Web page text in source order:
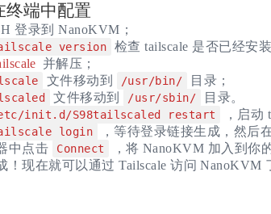
终端中配置
登录到 NanoKVM；
version
检查 tailscale 是否已经安
并解压；
文件移动到 /usr/bin/
目录；
文件移动到 /usr/sbin/
目录。
init.d/S98tailscaled restart
，启动
login
，等待登录链接生成，然后
中点击
Connect
，将 NanoKVM 加入到你
！现在就可以通过 Tailscale 访问 NanoKVM